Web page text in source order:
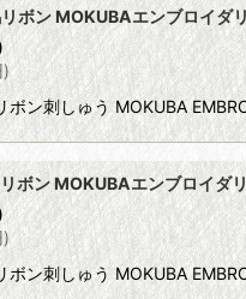
ボン MOKUBAエンブロイ
)
ボン刺しゅう MOKUBA
ボン MOKUBAエンブロイ
)
ボン刺しゅう MOKUBA